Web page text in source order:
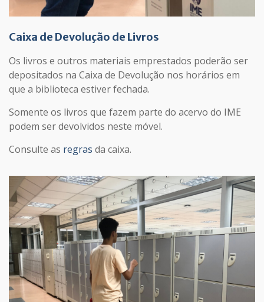
Caixa de Devolução de Livros
Os livros e outros materiais emprestados poderão ser
depositados na Caixa de Devolução nos horários em
que a biblioteca estiver fechada.
Somente os livros que fazem parte do acervo do IME
podem ser devolvidos neste móvel.
Consulte as regras da caixa.